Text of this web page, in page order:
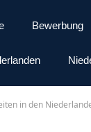
Bewerbung
in den